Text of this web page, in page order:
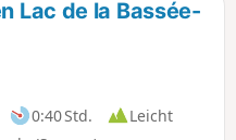
Lac de la Bassée-
0:40 Std.
Leicht